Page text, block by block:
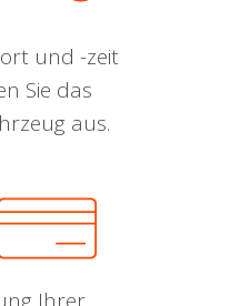
und -zeit
Sie das
aus.